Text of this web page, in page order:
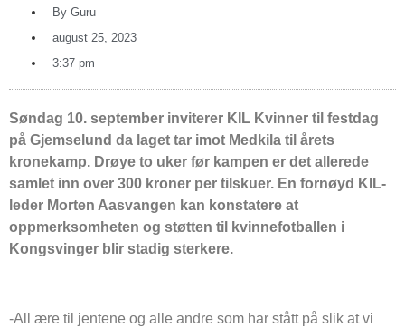
By Guru
august 25, 2023
3:37 pm
Søndag 10. september inviterer KIL Kvinner til festdag
på Gjemselund da laget tar imot Medkila til årets
kronekamp. Drøye to uker før kampen er det allerede
samlet inn over 300 kroner per tilskuer. En fornøyd KIL-
leder Morten Aasvangen kan konstatere at
oppmerksomheten og støtten til kvinnefotballen i
Kongsvinger blir stadig sterkere.
-All ære til jentene og alle andre som har stått på slik at vi